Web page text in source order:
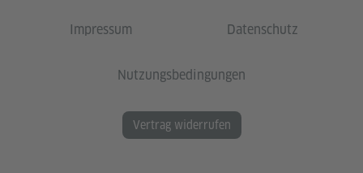
Impressum Datenschutz
Nutzungsbedingungen
Vertrag widerrufen